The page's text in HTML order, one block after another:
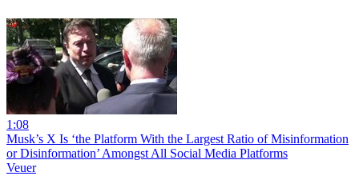
1:08
Musk’s X Is ‘the Platform With the Largest Ratio of Misinformation
or Disinformation’ Amongst All Social Media Platforms
Veuer